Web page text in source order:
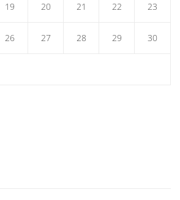
19 20 21 22 23
26 27 28 29 30